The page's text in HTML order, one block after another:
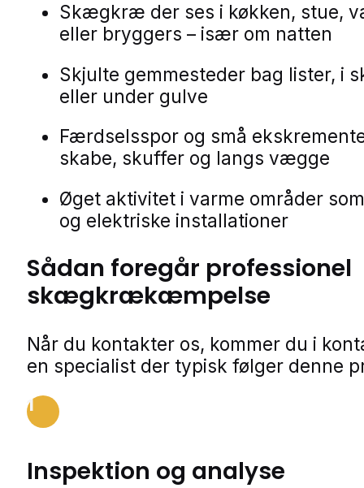
Skægkræ der ses i køkken, stue,
eller bryggers – især om natten
Skjulte gemmesteder bag lister, i
eller under gulve
Færdselsspor og små
skabe, skuffer og langs vægge
Øget aktivitet i varme områder
og elektriske installationer
Sådan foregår professionel
skægkrækæmpelse
Når du kontakter os, kommer du i
en specialist der typisk følger denne
1
Inspektion og analyse